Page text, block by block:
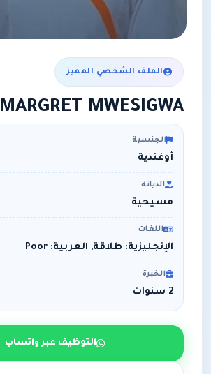
الملف الشخصي المميز
MARGRET MWESIGWA
الجنسية
أوغندية
الديانة
مسيحية
اللغات
الإنجليزية: طلاقة, العربية: Poor
الخبرة
2 سنوات
التوظيف عبر واتساب